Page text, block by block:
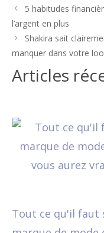
Navigation
des
articles
5 habitudes
l’argent en plus
Shakira sait
manquer dans votre
Articles
Tout ce qu'il faut